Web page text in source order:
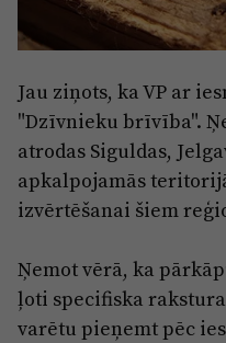
Ropaži
Salaspils
Saulkrasti
Jūrmala
Jau ziņots, ka VP ar
"Dzīvnieku brīvība".
atrodas Siguldas,
apkalpojamās
izvērtēšanai šiem
Ņemot vērā, ka
ļoti specifiska
varētu pieņemt pēc